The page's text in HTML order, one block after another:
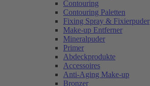
Contouring
Contouring Paletten
Fixing Spray & Fixierpuder
Make-up Entferner
Mineralpuder
Primer
Abdeckprodukte
Accessoires
Anti-Aging Make-up
Bronzer